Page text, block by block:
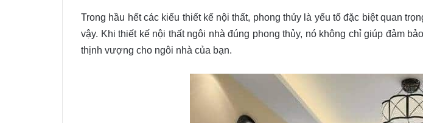
Trong hầu hết các kiểu thiết kế nội thất, phong thủy là yếu tố đặc biệt quan
vậy. Khi thiết kế nội thất ngôi nhà đúng phong thủy, nó không chỉ giúp đảm
thịnh vượng cho ngôi nhà của bạn.